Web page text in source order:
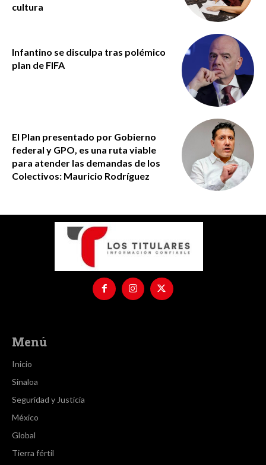
cultura
Infantino se disculpa tras polémico
plan de FIFA
El Plan presentado por Gobierno
federal y GPO, es una ruta viable
para atender las demandas de los
Colectivos: Mauricio Rodríguez
Menú
Inicio
Sinaloa
Seguridad y Justicia
México
Global
Tierra fértil